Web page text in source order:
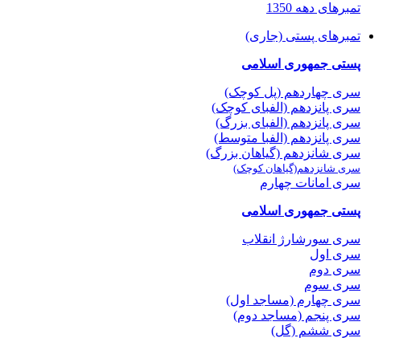
تمبرهای دهه 1350
تمبرهای پستی (جاری)
پستی جمهوری اسلامی
سری چهاردهم (پل کوچک)
سری پانزدهم (الفبای کوچک)
سری پانزدهم (الفبای بزرگ)
سری پانزدهم (الفبا متوسط)
سری شانزدهم (گیاهان بزرگ)
سری شانزدهم(گیاهان کوچک)
سری امانات چهارم
پستی جمهوری اسلامی
سری سورشارژ انقلاب
سری اول
سری دوم
سری سوم
سری چهارم (مساجد اول)
سری پنجم (مساجد دوم)
سری ششم (گل)